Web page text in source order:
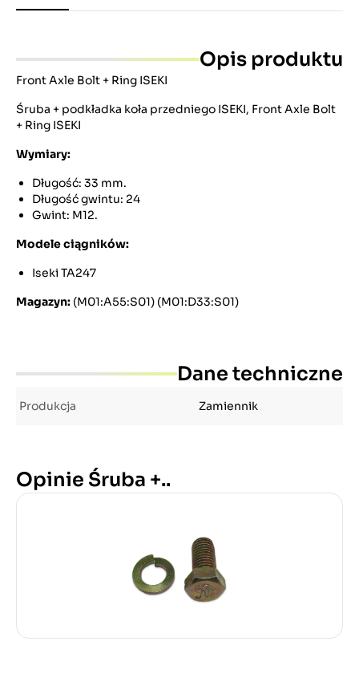
Opis produktu
Front Axle Bolt + Ring ISEKI
Śruba + podkładka koła przedniego ISEKI, Front Axle Bolt
+ Ring ISEKI
Wymiary:
Długość: 33 mm.
Długość gwintu: 24
Gwint: M12.
Modele ciągników:
Iseki TA247
Magazyn: (M01:A55:S01) (M01:D33:S01)
Dane techniczne
Produkcja Zamiennik
Opinie Śruba +..